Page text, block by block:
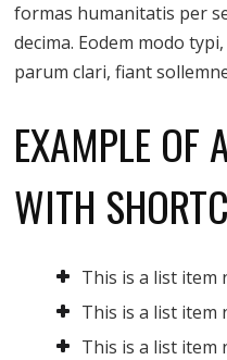
formas humanitatis per
decima. Eodem modo
parum clari, fiant
EXAMPLE OF
WITH
This is a list item
This is a list item
This is a list item